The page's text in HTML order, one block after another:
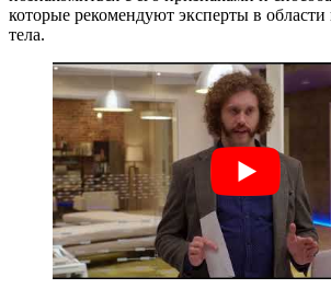
которые рекомендуют эксперты в
тела.